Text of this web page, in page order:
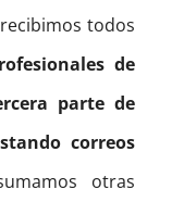
todos
de
parte de
correos
otras